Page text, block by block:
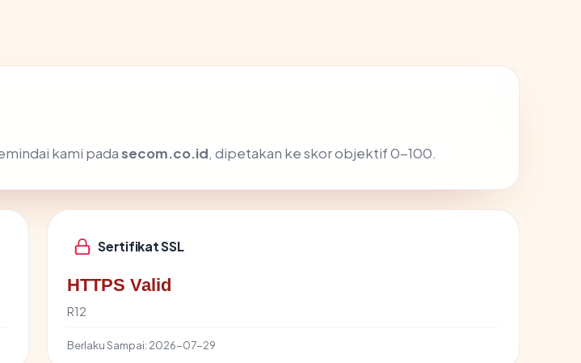
kami padasecom.co.id, dipetakan ke skor objektif 0-100.
Sertifikat SSL
HTTPS Valid
R12
Berlaku Sampai: 2026-07-29